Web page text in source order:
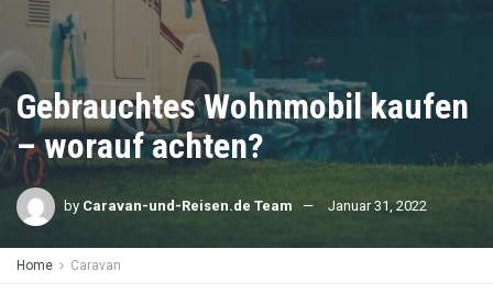
Gebrauchtes Wohnmobil kaufen
– worauf achten?
by Caravan-und-Reisen.de Team Januar 31, 2022
Home Caravan